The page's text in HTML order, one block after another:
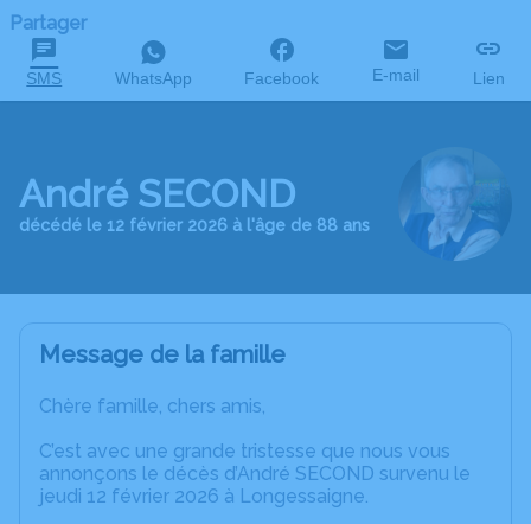
Partager
SMS WhatsApp Facebook E-mail Lien
André SECOND
décédé le 12 février 2026 à l'âge de 88 ans
Message de la famille
Chère famille, chers amis,
C’est avec une grande tristesse que nous vous
annonçons le décès d’André SECOND survenu le
jeudi 12 février 2026 à Longessaigne.